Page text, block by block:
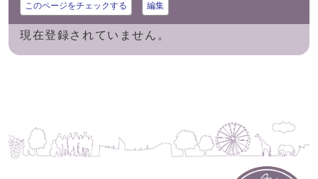
このページをチェックする 編集
現在登録されていません。